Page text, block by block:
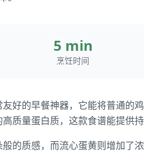
5 min
烹饪时间
好的早餐神器，它能将普通的
质量蛋白质，这款食谱能提供
的质感，而流心蛋黄则增加了